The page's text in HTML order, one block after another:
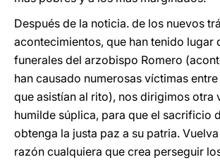
Después de la noticia. de los nuevos
acontecimientos, que han tenido lugar
funerales del arzobispo Romero
han causado numerosas víctimas
que asistían al rito), nos dirigimos otra
humilde súplica, para que el sacrificio
obtenga la justa paz a su patria.
razón cualquiera que crea perseguir